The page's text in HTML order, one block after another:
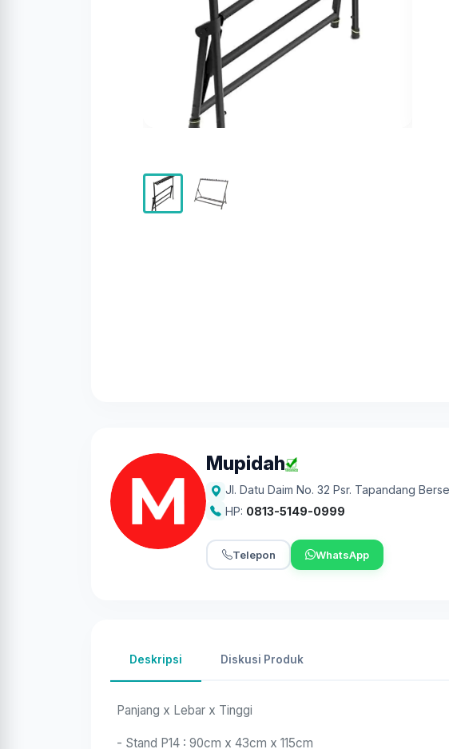
Mupidah
Jl. Datu Daim No. 32 Psr. Tapandang
HP: 0813-5149-0999
Telepon WhatsApp
Deskripsi Diskusi Produk
Panjang x Lebar x Tinggi
- Stand P14 : 90cm x 43cm x 115cm